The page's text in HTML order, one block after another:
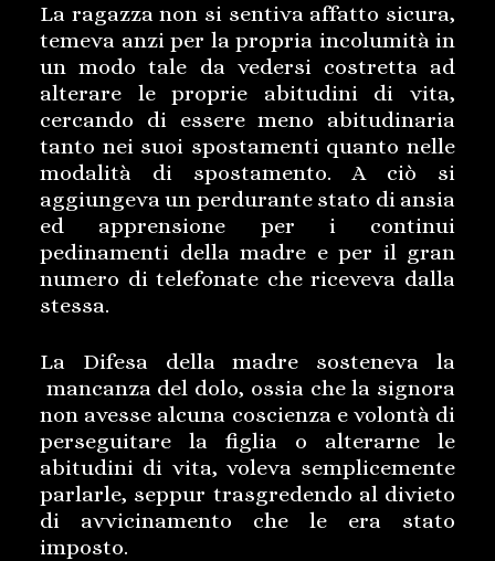
La ragazza non si sentiva affatto sicura,
temeva anzi per la propria incolumità in
un modo tale da vedersi costretta ad
alterare le proprie abitudini di vita,
cercando di essere meno abitudinaria
tanto nei suoi spostamenti quanto nelle
modalità di spostamento. A ciò si
aggiungeva un perdurante stato di ansia
ed apprensione per i continui
pedinamenti della madre e per il gran
numero di telefonate che riceveva dalla
stessa.
La Difesa della madre sosteneva la
mancanza del dolo, ossia che la signora
non avesse alcuna coscienza e volontà di
perseguitare la figlia o alterarne le
abitudini di vita, voleva semplicemente
parlarle, seppur trasgredendo al divieto
di avvicinamento che le era stato
imposto.